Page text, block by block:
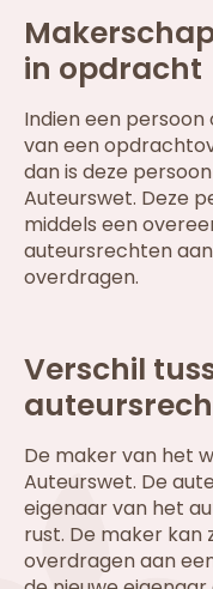
in opdracht
Indien een
van een
dan is deze
Auteurswet. Deze
middels een
auteursrechten
overdragen.
Verschil
De maker van het
Auteurswet. De
eigenaar van het
rust. De maker
overdragen aan